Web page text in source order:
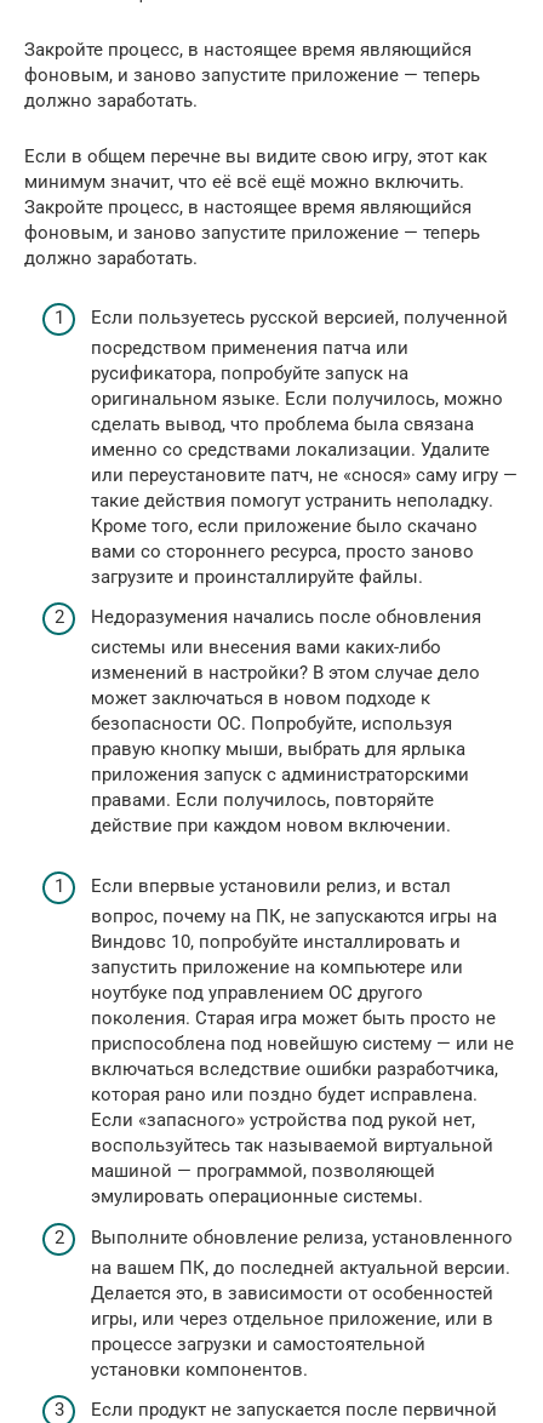
Закройте процесс, в настоящее время являющийся
фоновым, и заново запустите приложение — теперь
должно заработать.
Если в общем перечне вы видите свою игру, этот как
минимум значит, что её всё ещё можно включить.
Закройте процесс, в настоящее время являющийся
фоновым, и заново запустите приложение — теперь
должно заработать.
Если пользуетесь русской версией, полученной
посредством применения патча или
русификатора, попробуйте запуск на
оригинальном языке. Если получилось, можно
сделать вывод, что проблема была связана
именно со средствами локализации. Удалите
или переустановите патч, не «снося» саму игру —
такие действия помогут устранить неполадку.
Кроме того, если приложение было скачано
вами со стороннего ресурса, просто заново
загрузите и проинсталлируйте файлы.
Недоразумения начались после обновления
системы или внесения вами каких-либо
изменений в настройки? В этом случае дело
может заключаться в новом подходе к
безопасности ОС. Попробуйте, используя
правую кнопку мыши, выбрать для ярлыка
приложения запуск с администраторскими
правами. Если получилось, повторяйте
действие при каждом новом включении.
Если впервые установили релиз, и встал
вопрос, почему на ПК, не запускаются игры на
Виндовс 10, попробуйте инсталлировать и
запустить приложение на компьютере или
ноутбуке под управлением ОС другого
поколения. Старая игра может быть просто не
приспособлена под новейшую систему — или не
включаться вследствие ошибки разработчика,
которая рано или поздно будет исправлена.
Если «запасного» устройства под рукой нет,
воспользуйтесь так называемой виртуальной
машиной — программой, позволяющей
эмулировать операционные системы.
Выполните обновление релиза, установленного
на вашем ПК, до последней актуальной версии.
Делается это, в зависимости от особенностей
игры, или через отдельное приложение, или в
процессе загрузки и самостоятельной
установки компонентов.
Если продукт не запускается после первичной